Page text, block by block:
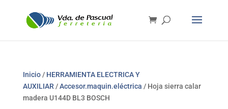
Inicio/ HERRAMIENTA ELECTRICA Y
AUXILIAR /Accesor.maquin.eléctrica / Hoja sierra calar
madera U144D BL3 BOSCH